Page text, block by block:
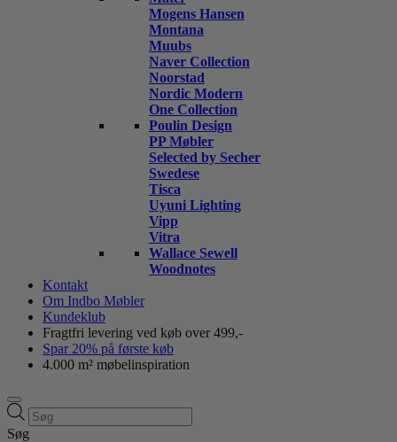
Mogens Hansen
Montana
Muubs
Naver Collection
Noorstad
Nordic Modern
One Collection
Poulin Design
PP Møbler
Selected by Secher
Swedese
Tisca
Uyuni Lighting
Vipp
Vitra
Wallace Sewell
Woodnotes
Kontakt
Om Indbo Møbler
Kundeklub
Fragtfri levering ved køb over 499,-
Spar 20% på første køb
4.000 m² møbelinspiration
Products
search
Søg